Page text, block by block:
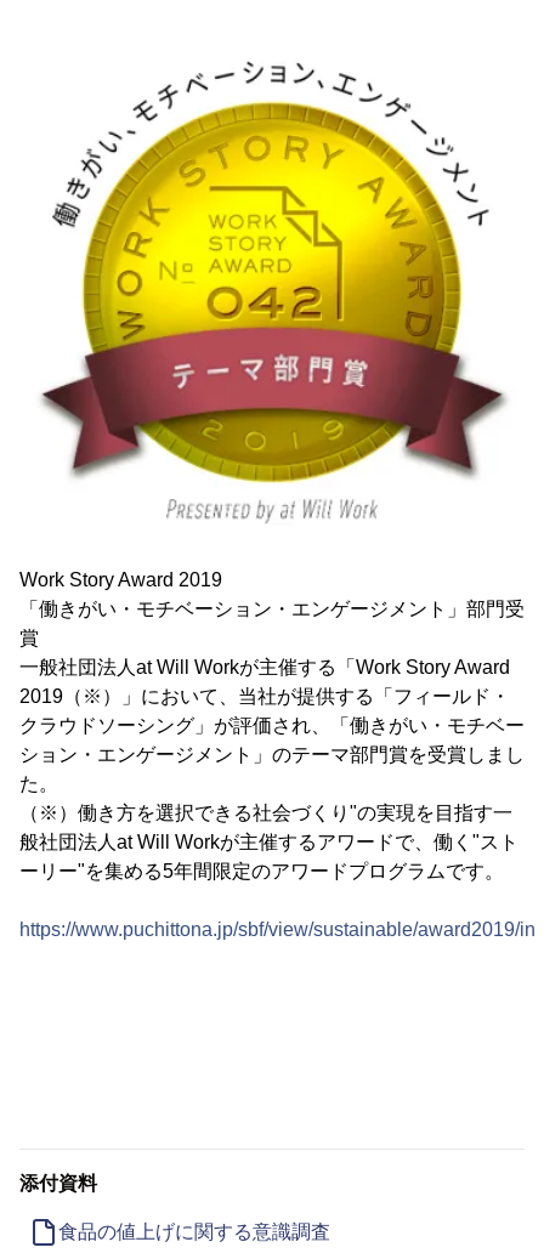
Work Story Award 2019
「働きがい・モチベーション・エンゲージメント」部門受
賞
一般社団法人at Will Workが主催する「Work Story Award
2019（※）」において、当社が提供する「フィールド・
クラウドソーシング」が評価され、「働きがい・モチベー
ション・エンゲージメント」のテーマ部門賞を受賞しまし
た。
（※）働き方を選択できる社会づくり"の実現を目指す一
般社団法人at Will Workが主催するアワードで、働く"スト
ーリー"を集める5年間限定のアワードプログラムです。
https://www.puchittona.jp/sbf/view/sustainable/award2019/
添付資料
食品の値上げに関する意識調査